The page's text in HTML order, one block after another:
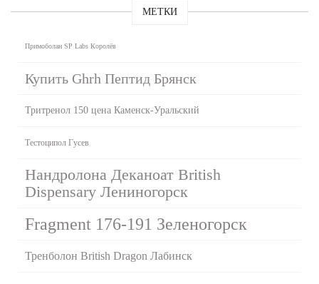
МЕТКИ
Примоболан SP Labs Королёв
Купить Ghrh Пептид Брянск
Тритренол 150 цена Каменск-Уральский
Тестоципол Гусев
Нандролона Деканоат British
Dispensary Лениногорск
Fragment 176-191 Зеленогорск
Тренболон British Dragon Лабинск